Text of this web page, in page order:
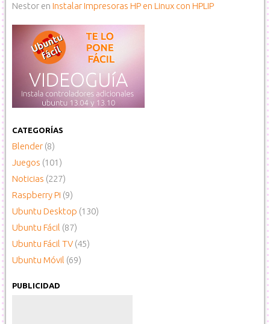
Nestor en Instalar Impresoras HP en Linux con HPLIP
CATEGORÍAS
Blender (8)
Juegos (101)
Noticias (227)
Raspberry Pi (9)
Ubuntu Desktop (130)
Ubuntu Fácil (87)
Ubuntu Fácil TV (45)
Ubuntu Móvil (69)
PUBLICIDAD